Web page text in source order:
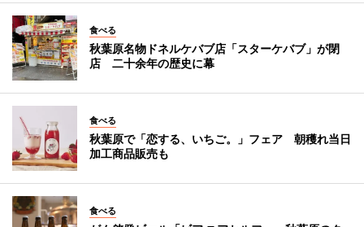
食べる
秋葉原名物ドネルケバブ店「スターケバブ」が閉
店 二十余年の歴史に幕
食べる
秋葉原で「恋する、いちご。」フェア 朝穫れ当日
加工商品販売も
食べる